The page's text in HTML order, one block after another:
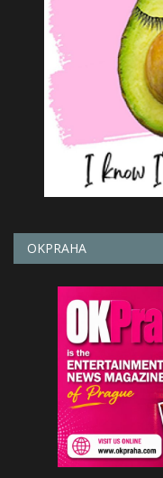
OKPRAHA